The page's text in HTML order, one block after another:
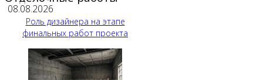
08.08.2026
Роль дизайнера на этапе
финальных работ проекта